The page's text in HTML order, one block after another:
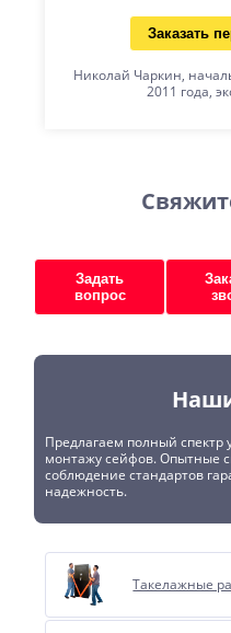
Заказать
Николай Чаркин,
2011 года,
Задать
вопрос
Предлагаем полный спектр
монтажу сейфов. Опытные
соблюдение стандартов
надежность.
Такелажные